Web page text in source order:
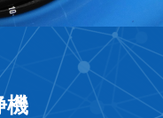
機